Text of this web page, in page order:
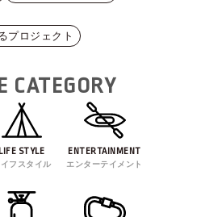
プロジェクト
CATEGORY
LIFE STYLE
イフスタイル
ENTERTAINMENT
エンターテイメント